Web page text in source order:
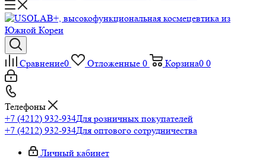
Сравнение0 Отложенные 0 Корзина0 0
Телефоны
+7 (4212) 932-934Для розничных покупателей
+7 (4212) 932-934Для оптового сотрудничества
Личный кабинет